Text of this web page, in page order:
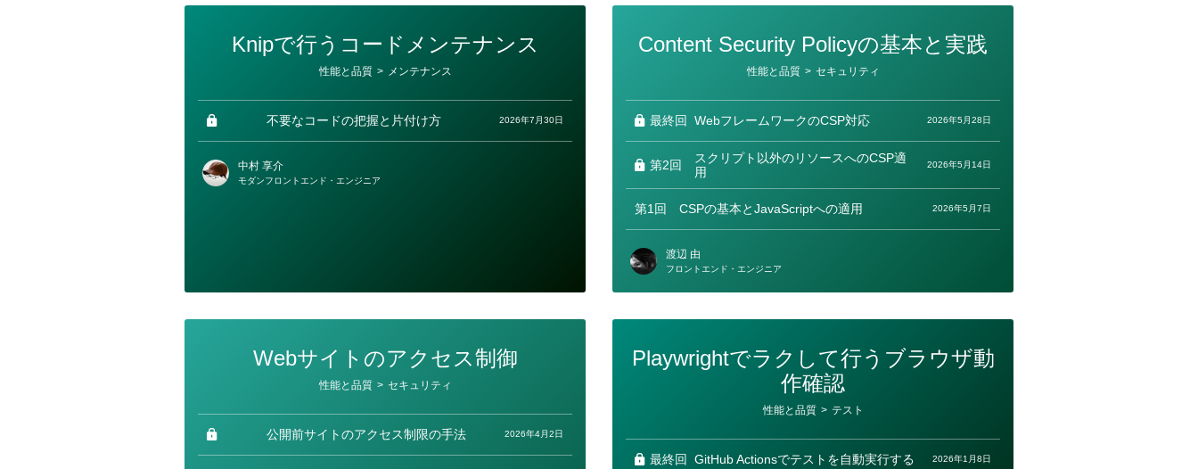
Knipで行うコードメンテナンス
リ
性能と品質 > メンテナンス
不要なコードの把握と片付け方 2026年7月30日
中村 享介
モダンフロントエンド・エンジニア
Content Security Policyの基本と実践
リ
性能と品質 > セキュリティ
最終回 WebフレームワークのCSP対応 2026年5月28日
第2回
スクリプト以外のリソースへのCSP適
用
2026年5月14日
第1回 CSPの基本とJavaScriptへの適用 2026年5月7日
渡辺 由
フロントエンド・エンジニア
Webサイトのアクセス制御
リ
性能と品質 > セキュリティ
公開前サイトのアクセス制限の手法 2026年4月2日
Playwrightでラクして行うブラウザ動
作確認
リ
性能と品質 > テスト
最終回 GitHub Actionsでテストを自動実行する 2026年1月8日